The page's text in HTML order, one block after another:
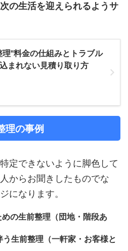
の生活を迎えられるようサ
理"料金の仕組みとトラブル
まれない見積り取り方
理の事例
定できないように脚色して
からお聞きしたものでな
になります。
の生前整理（団地・階段あ
生前整理（一軒家・お客様と